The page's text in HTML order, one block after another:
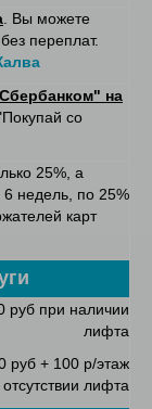
. Вы можете
переплат.
на
со
25%, а
6 недель, по 25%
карт
руб при наличии
лифта
руб + 100 р/этаж
лифта